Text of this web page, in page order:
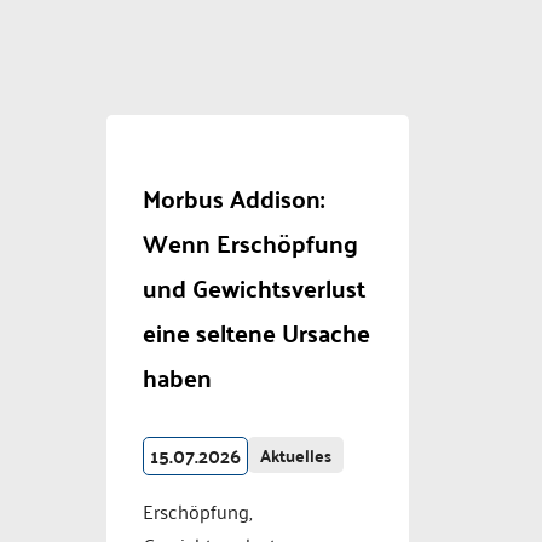
Morbus Addison:
Wenn Erschöpfung
und Gewichtsverlust
eine seltene Ursache
haben
15.07.2026 Aktuelles
Erschöpfung,